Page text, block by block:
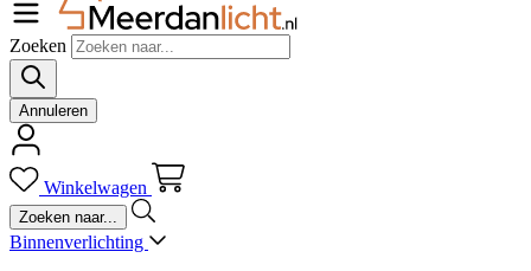
Zoeken
Annuleren
Winkelwagen
Binnenverlichting